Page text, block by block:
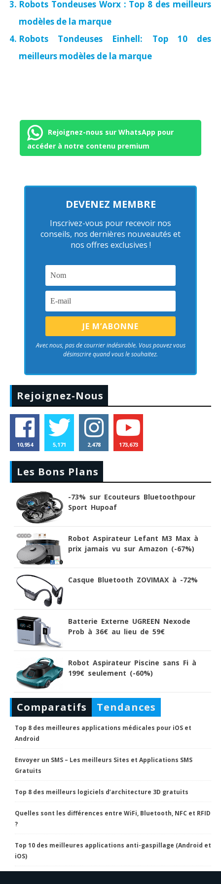
Robots Tondeuses Worx : Top 8 des meilleurs
modèles de la marque
Robots Tondeuses Einhell: Top 10 des
meilleurs modèles de la marque
Rejoignez-nous sur WhatsApp pour
accéder à notre contenu premium
DEVENEZ MEMBRE
Inscrivez-vous pour recevoir nos
conseils, nos dernières nouveautés et
nos offres exclusives !
Avec nous, pas de courrier indésirable. Vous pouvez vous
désinscrire quand vous le souhaitez.
Rejoignez-Nous
10,954 5,171 2,478 173,673
Les Bons Plans
-73% sur Ecouteurs Bluetoothpour
Sport Hupoaf
Robot Aspirateur Lefant M3 Max à
prix jamais vu sur Amazon (-67%)
Casque Bluetooth ZOVIMAX à -72%
Batterie Externe UGREEN Nexode
Prob à 36€ au lieu de 59€
Robot Aspirateur Piscine sans Fi à
199€ seulement (-60%)
Comparatifs Tendances
Top 8 des meilleures applications médicales pour iOS et
Android
Envoyer un SMS – Les meilleurs Sites et Applications SMS
Gratuits
Top 8 des meilleurs logiciels d’architecture 3D gratuits
Quelles sont les différences entre WiFi, Bluetooth, NFC et RFID
?
Top 10 des meilleures applications anti-gaspillage (Android et
iOS)